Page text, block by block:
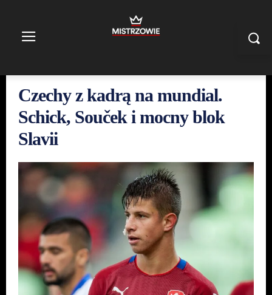
Czechy z kadrą na mundial.
Schick, Souček i mocny blok
Slavii